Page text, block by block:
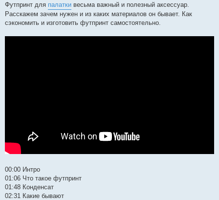
в
і
д
о
м
Футпринт для палатки весьма важный и полезный аксессуар.
Расскажем зачем нужен и из каких материалов он бывает. Как
сэкономить и изготовить футпринт самостоятельно.
00:00 Интро
01:06 Что такое футпринт
01:48 Конденсат
02:31 Какие бывают